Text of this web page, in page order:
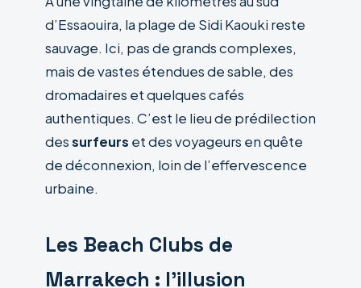
d’Essaouira, la plage de Sidi Kaouki reste
sauvage. Ici, pas de grands complexes,
mais de vastes étendues de sable, des
dromadaires et quelques cafés
authentiques. C’est le lieu de prédilection
dessurfeurs et des voyageurs en quête
de déconnexion, loin de l’effervescence
urbaine.
Les Beach Clubs de
Marrakech : l’illusion